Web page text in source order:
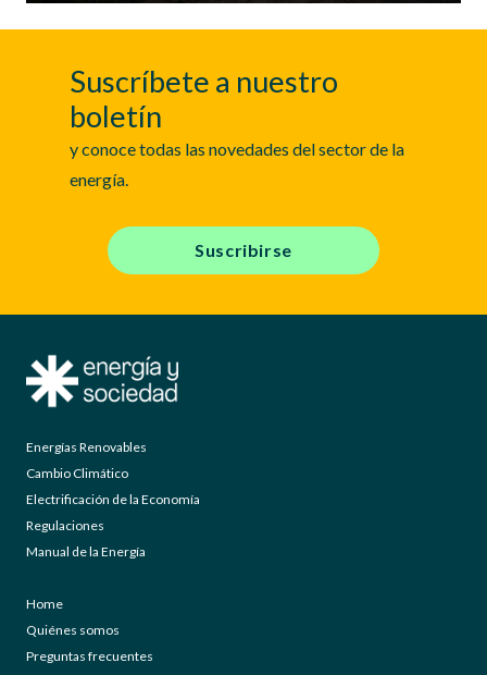
Suscríbete a nuestro
boletín
y conoce todas las novedades del sector de la
energía.
Suscribirse
Energías Renovables
Cambio Climático
Electrificación de la Economía
Regulaciones
Manual de la Energía
Home
Quiénes somos
Preguntas frecuentes